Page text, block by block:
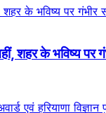
के भविष्य पर